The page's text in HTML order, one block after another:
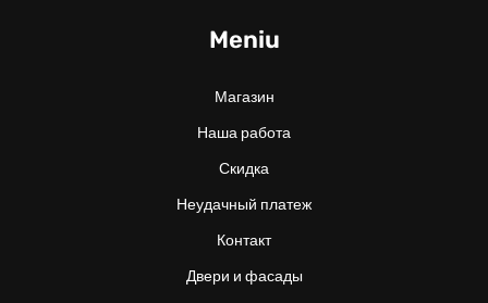
Meniu
Магазин
Наша работа
Скидка
Неудачный платеж
Контакт
Двери и фасады